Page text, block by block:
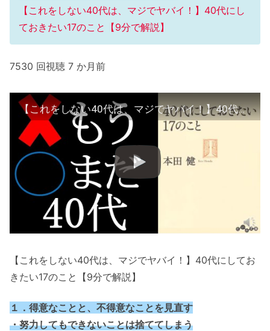
【これをしない40代は、マジでヤバイ！】40代にし
ておきたい17のこと【9分で解説】
7530 回視聴 7 か月前
【これをしない40代は、マジでヤバイ！】40代にしておきたい17のこと【9分で解説】
【これをしない40代は、マジでヤバイ！】40代にしてお
きたい17のこと【9分で解説】
１．得意なことと、不得意なことを見直す
・努力してもできないことは捨ててしまう